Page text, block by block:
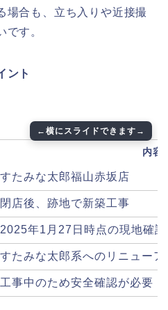
場合も、立ち入りや近接撮
です。
ント
内容
すたみな太郎福山赤坂店
閉店後、跡地で新築工事
2025年1月27日時点の現地確
すたみな太郎系へのリニュー
工事中のため安全確認が必要